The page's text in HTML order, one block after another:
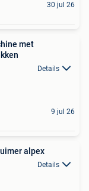
30 jul 26
met
Details
9 jul 26
alpex
Details